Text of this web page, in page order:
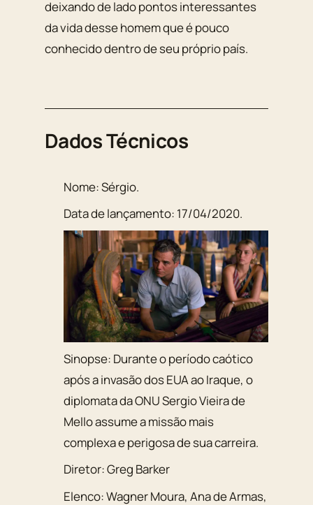
deixando de lado pontos interessantes
da vida desse homem que é pouco
conhecido dentro de seu próprio país.
Dados Técnicos
Nome:Sérgio.
Data de lançamento: 17/04/2020.
Sinopse: Durante o período caótico
após a invasão dos EUA ao Iraque, o
diplomata da ONU Sergio Vieira de
Mello assume a missão mais
complexa e perigosa de sua carreira.
Diretor:Greg Barker
Elenco:Wagner Moura,Ana de Armas,